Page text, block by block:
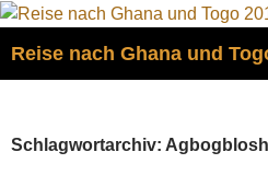
Zum
springen
Reise nach Ghana und
Schlagwortarchiv: